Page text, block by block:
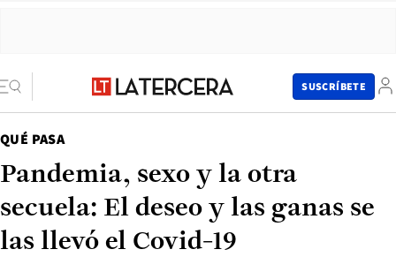
SUSCRÍBETE
QUÉ PASA
Pandemia, sexo y la otra
secuela: El deseo y las ganas se
las llevó el Covid-19